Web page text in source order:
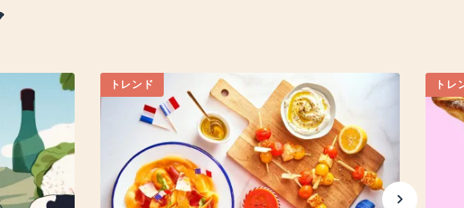
トレンド トレ